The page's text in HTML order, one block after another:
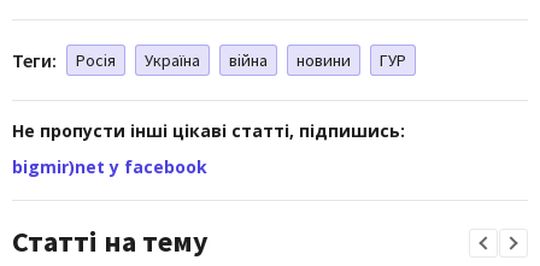
Теги: Росія Україна війна новини ГУР
Не пропусти інші цікаві статті, підпишись:
bigmir)net у facebook
Статті на тему